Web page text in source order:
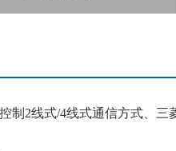
制2线式/4线式通信方式、